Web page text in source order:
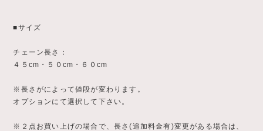
■サイズ
チェーン長さ：
４５cm・５０cm・６０cm
※長さがによって値段が変わります。
オプションにて選択して下さい。
※２点お買い上げの場合で、長さ(追加料金有)変更がある場合は、